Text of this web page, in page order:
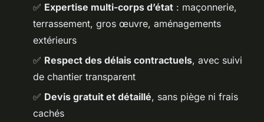
✅ Expertise multi-corps d’état : maçonnerie,
terrassement, gros œuvre, aménagements
extérieurs
✅ Respect des délais contractuels, avec suivi
de chantier transparent
✅ Devis gratuit et détaillé, sans piège ni frais
cachés